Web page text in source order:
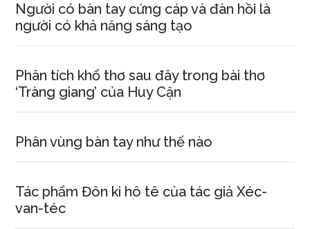
Người có bàn tay cứng cáp và đàn hồi là
người có khả năng sáng tạo
Phân tích khổ thơ sau đây trong bài thơ
‘Tràng giang’ của Huy Cận
Phân vùng bàn tay như thế nào
Tác phẩm Đôn ki hô tê của tác giả Xéc-
van-téc